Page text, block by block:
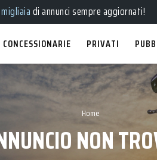
migliaiadi annunci sempre aggiornati!
CONCESSIONARIE PRIVATI
Home
NON